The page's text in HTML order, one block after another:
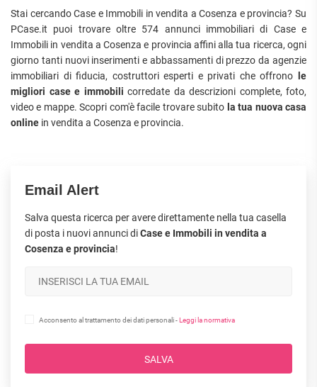
Stai cercando Case e Immobili in vendita a Cosenza e provincia? Su
PCase.it puoi trovare oltre 574 annunci immobiliari di Case e
Immobili in vendita a Cosenza e provincia affini alla tua ricerca, ogni
giorno tanti nuovi inserimenti e abbassamenti di prezzo da agenzie
immobiliari di fiducia, costruttori esperti e privati che offrono le
migliori case e immobili corredate da descrizioni complete, foto,
video e mappe. Scopri com'è facile trovare subito la tua nuova casa
online in vendita a Cosenza e provincia.
Email Alert
Salva questa ricerca per avere direttamente nella tua casella
di posta i nuovi annunci diCase e Immobili in vendita a
Cosenza e provincia!
Acconsento al trattamento dei dati personali -Leggi la normativa
SALVA